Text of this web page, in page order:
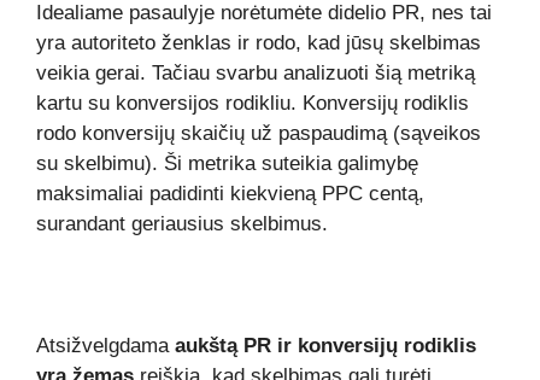
Idealiame pasaulyje norėtumėte didelio PR, nes tai
yra autoriteto ženklas ir rodo, kad jūsų skelbimas
veikia gerai. Tačiau svarbu analizuoti šią metriką
kartu su konversijos rodikliu. Konversijų rodiklis
rodo konversijų skaičių už paspaudimą (sąveikos
su skelbimu). Ši metrika suteikia galimybę
maksimaliai padidinti kiekvieną PPC centą,
surandant geriausius skelbimus.
Atsižvelgdama aukštą PR ir konversijų rodiklis